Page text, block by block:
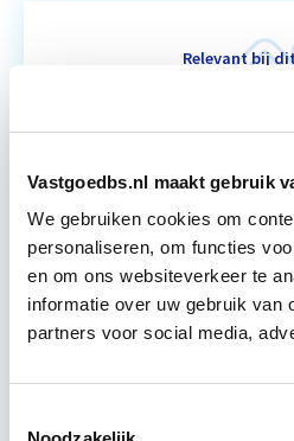
Vastgoedbs.nl maakt gebruik
We gebruiken cookies om
personaliseren, om functies
en om ons websiteverkeer te
informatie over uw gebruik van
partners voor social media,
Relevant bij
Integraal
De opleiding Integraal
is bestemd voor
integrale
hanteren in de dagelijkse
Lees verder
17 Lesdagen